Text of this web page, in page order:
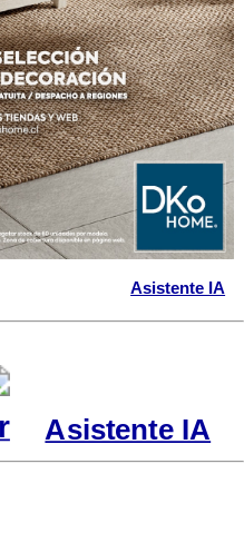
Asistente IA
Asistente IA